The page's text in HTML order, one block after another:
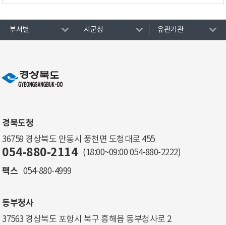
부서별 시군청 유관기관
경북도청
36759 경상북도 안동시 풍천면 도청대로 455
054-880-2114 (18:00~09:00 054-880-2222)
팩스 054-880-4999
동부청사
37563 경상북도 포항시 북구 흥해읍 동부청사로 2